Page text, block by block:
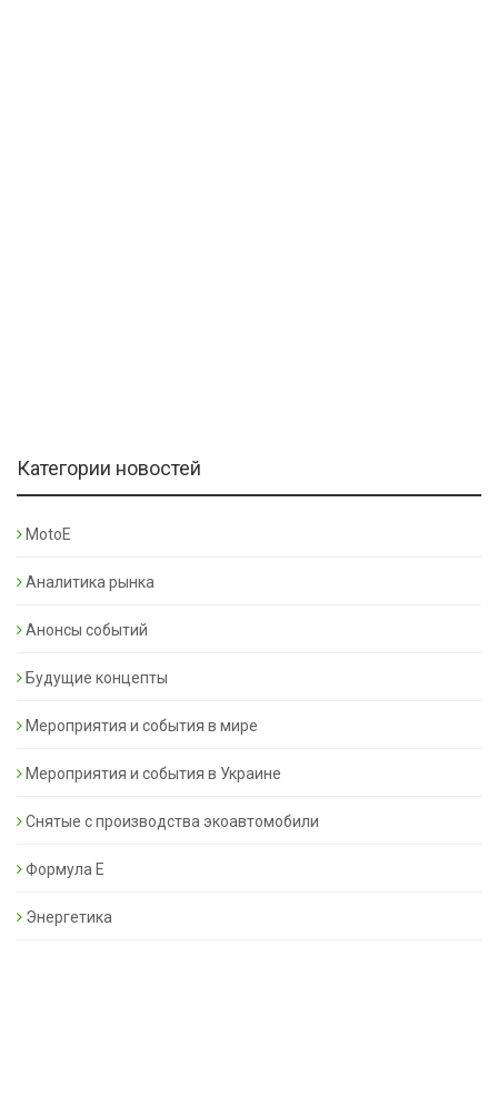
Категории новостей
MotoE
Аналитика рынка
Анонсы событий
Будущие концепты
Мероприятия и события в мире
Мероприятия и события в Украине
Снятые с производства экоавтомобили
Формула Е
Энергетика